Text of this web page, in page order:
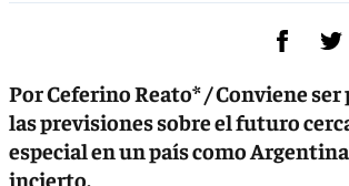
Por Ceferino Reato* / Conviene
las previsiones sobre el futuro
especial en un país como
incierto.